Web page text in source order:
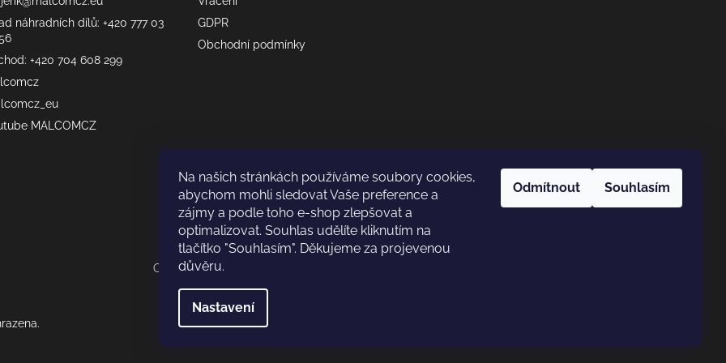
Na našich stránkách používáme soubory cookies,
abychom mohli sledovat Vaše preference a
zájmy a podle toho e-shop zlepšovat a
optimalizovat. Souhlas udělíte kliknutím na
tlačítko "Souhlasím". Děkujeme za projevenou
důvěru.
Nastavení
Odmítnout Souhlasím
náhradních dílů: +420 777 03
+420 704 608 299
MALCOMCZ
GDPR
Obchodní podmínky
Odkaz test